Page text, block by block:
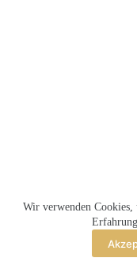
Wir verwenden Cookies,
MEMBERSHIP